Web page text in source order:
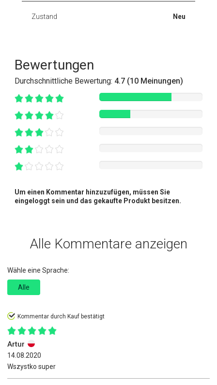
Zustand Neu
Bewertungen
Durchschnittliche Bewertung: 4.7 (10 Meinungen)
Um einen Kommentar hinzuzufügen, müssen Sie
eingeloggt sein und das gekaufte Produkt besitzen.
Alle Kommentare anzeigen
Wähle eine Sprache:
Alle
Kommentar durch Kauf bestätigt
Artur
14.08.2020
Wszystko super